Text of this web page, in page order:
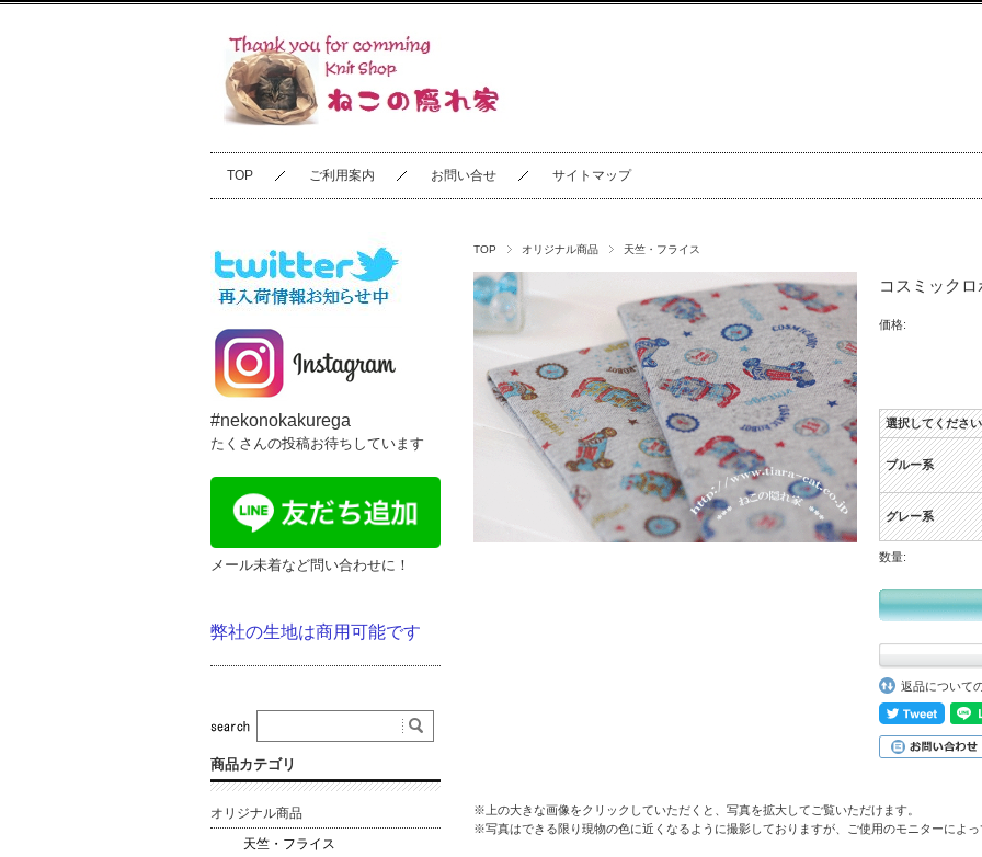
TOP ご利用案内 お問い合せ サイトマップ
TOP オリジナル商品 天竺・フライス
コスミック
価格:
選択してください
ブルー系
グレー系
数量:
返品について
※上の大きな画像をクリックしていただくと、写真を拡大してご覧いただけます。
※写真はできる限り現物の色に近くなるように撮影しておりますが、ご使用のモニターによ
#nekonokakurega
たくさんの投稿お待ちしています
メール未着など問い合わせに！
弊社の生地は商用可能です
商品カテゴリ
オリジナル商品
天竺・フライス